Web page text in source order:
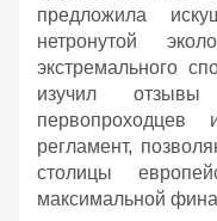
предложила
нетронутой
экстремального
изучил отзывы
первопроходцев
регламент,
столицы
максимальной